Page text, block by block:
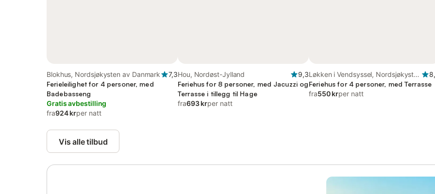
Blokhus, Nordsjøkysten av Danmark
7,3
Ferieleilighet for 4 personer, med
Badebasseng
Gratis avbestilling
fra924 krper natt
Hou, Nordøst-Jylland
9,3
Feriehus for 8 personer, med Jacuzzi og
Terrasse i tillegg til Hage
fra693 krper natt
Løkken i Vendsyssel, Nordsjøkysten
av Danmark
Feriehus for 4 personer, med Terrasse
fra550 krper natt
Vis alle tilbud